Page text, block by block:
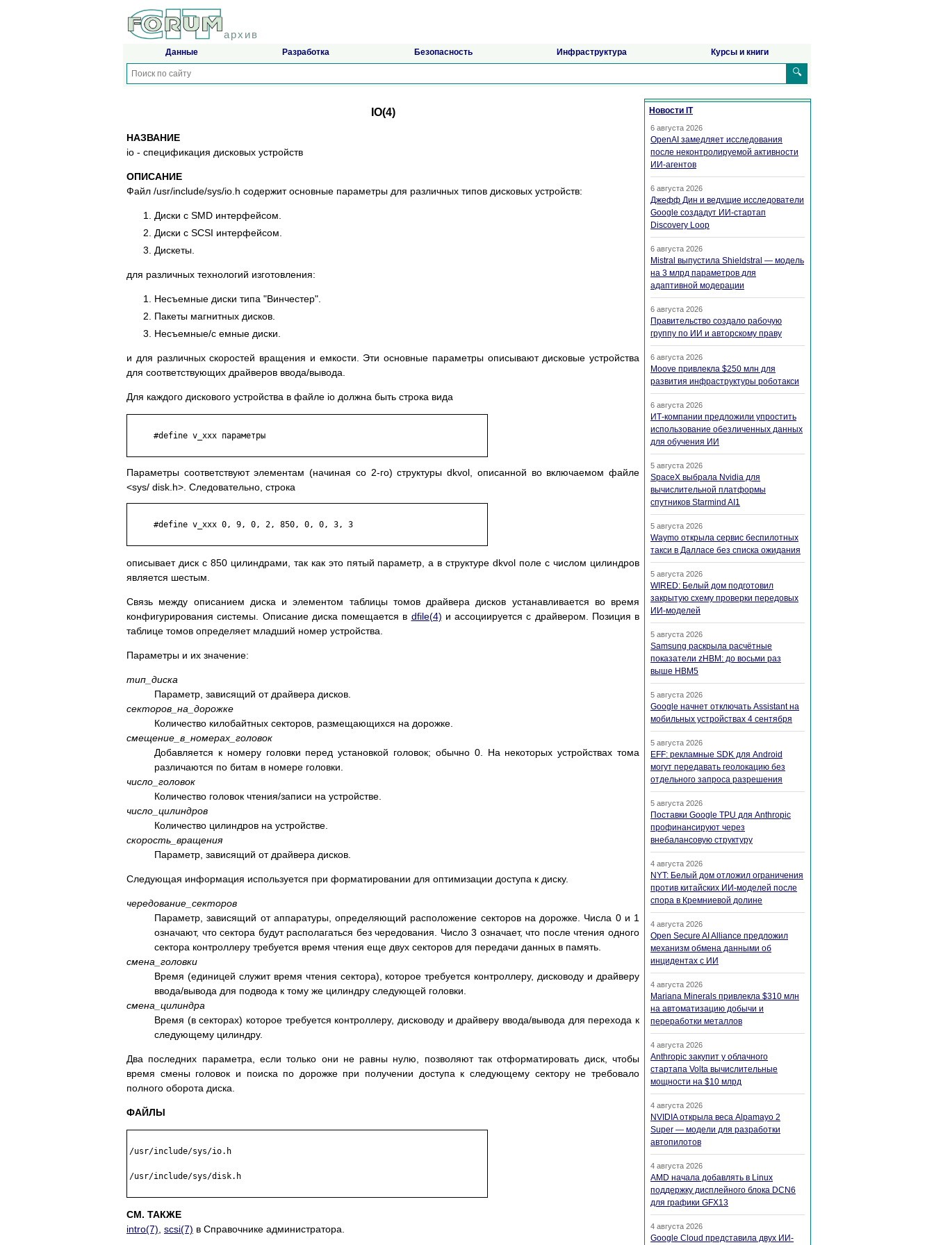
архив
Данные Разработка Безопасность Инфраструктура Курсы и книги
🔍
IO(4)
НАЗВАНИЕ
io - спецификация дисковых устройств
ОПИСАНИЕ
Файл /usr/include/sys/io.h содержит основные параметры для различных типов дисковых устройств:
Диски с SMD интерфейсом.
Диски с SCSI интерфейсом.
Дискеты.
для различных технологий изготовления:
Несъемные диски типа "Винчестер".
Пакеты магнитных дисков.
Несъемные/с емные диски.
и для различных скоростей вращения и емкости. Эти основные параметры описывают дисковые устройства
для соответствующих драйверов ввода/вывода.
Для каждого дискового устройства в файле io должна быть строка вида
     #define v_xxx параметры
Параметры соответствуют элементам (начиная со 2-го) структуры dkvol, описанной во включаемом файле
<sys/ disk.h>. Следовательно, строка
     #define v_xxx 0, 9, 0, 2, 850, 0, 0, 3, 3
описывает диск с 850 цилиндрами, так как это пятый параметр, а в структуре dkvol поле с числом цилиндров
является шестым.
Связь между описанием диска и элементом таблицы томов драйвера дисков устанавливается во время
конфигурирования системы. Описание диска помещается в dfile(4) и ассоциируется с драйвером. Позиция в
таблице томов определяет младший номер устройства.
Параметры и их значение:
тип_диска
Параметр, зависящий от драйвера дисков.
секторов_на_дорожке
Количество килобайтных секторов, размещающихся на дорожке.
смещение_в_номерах_головок
Добавляется к номеру головки перед установкой головок; обычно 0. На некоторых устройствах тома
различаются по битам в номере головки.
число_головок
Количество головок чтения/записи на устройстве.
число_цилиндров
Количество цилиндров на устройстве.
скорость_вращения
Параметр, зависящий от драйвера дисков.
Следующая информация используется при форматировании для оптимизации доступа к диску.
чередование_секторов
Параметр, зависящий от аппаратуры, определяющий расположение секторов на дорожке. Числа 0 и 1
означают, что сектора будут располагаться без чередования. Число 3 означает, что после чтения одного
сектора контроллеру требуется время чтения еще двух секторов для передачи данных в память.
смена_головки
Время (единицей служит время чтения сектора), которое требуется контроллеру, дисководу и драйверу
ввода/вывода для подвода к тому же цилиндру следующей головки.
смена_цилиндра
Время (в секторах) которое требуется контроллеру, дисководу и драйверу ввода/вывода для перехода к
следующему цилиндру.
Два последних параметра, если только они не равны нулю, позволяют так отформатировать диск, чтобы
время смены головок и поиска по дорожке при получении доступа к следующему сектору не требовало
полного оборота диска.
ФАЙЛЫ
/usr/include/sys/io.h
/usr/include/sys/disk.h
СМ. ТАКЖЕ
intro(7) scsi(7) в Справочнике администратора.
Новости IT
6 августа 2026
OpenAI замедляет исследования
после неконтролируемой активности
ИИ-агентов
6 августа 2026
Джефф Дин и ведущие исследователи
Google создадут ИИ-стартап
Discovery Loop
6 августа 2026
Mistral выпустила Shieldstral — модель
на 3 млрд параметров для
адаптивной модерации
6 августа 2026
Правительство создало рабочую
группу по ИИ и авторскому праву
6 августа 2026
Moove привлекла $250 млн для
развития инфраструктуры роботакси
6 августа 2026
ИТ-компании предложили упростить
использование обезличенных данных
для обучения ИИ
5 августа 2026
SpaceX выбрала Nvidia для
вычислительной платформы
спутников Starmind AI1
5 августа 2026
Waymo открыла сервис беспилотных
такси в Далласе без списка ожидания
5 августа 2026
WIRED: Белый дом подготовил
закрытую схему проверки передовых
ИИ-моделей
5 августа 2026
Samsung раскрыла расчётные
показатели zHBM: до восьми раз
выше HBM5
5 августа 2026
Google начнет отключать Assistant на
мобильных устройствах 4 сентября
5 августа 2026
EFF: рекламные SDK для Android
могут передавать геолокацию без
отдельного запроса разрешения
5 августа 2026
Поставки Google TPU для Anthropic
профинансируют через
внебалансовую структуру
4 августа 2026
NYT: Белый дом отложил ограничения
против китайских ИИ-моделей после
спора в Кремниевой долине
4 августа 2026
Open Secure AI Alliance предложил
механизм обмена данными об
инцидентах с ИИ
4 августа 2026
Mariana Minerals привлекла $310 млн
на автоматизацию добычи и
переработки металлов
4 августа 2026
Anthropic закупит у облачного
стартапа Volta вычислительные
мощности на $10 млрд
4 августа 2026
NVIDIA открыла веса Alpamayo 2
Super — модели для разработки
автопилотов
4 августа 2026
AMD начала добавлять в Linux
поддержку дисплейного блока DCN6
для графики GFX13
4 августа 2026
Google Cloud представила двух ИИ-